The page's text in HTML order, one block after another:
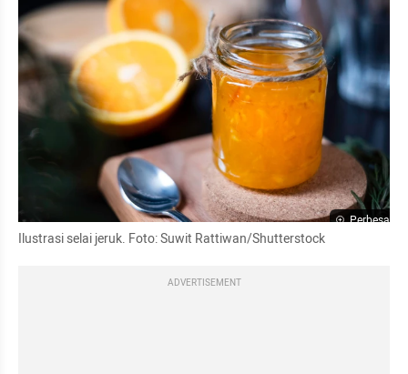
Perbesar
Ilustrasi selai jeruk. Foto: Suwit Rattiwan/Shutterstock
ADVERTISEMENT